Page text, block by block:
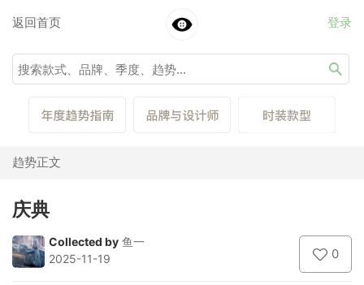
返回首页 登录
趋势正文
庆典
Collected by 鱼一
2025-11-19
0